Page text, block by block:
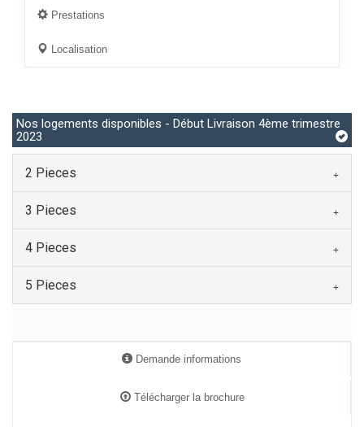
Prestations
Localisation
Nos logements disponibles - Début Livraison 4ème trimestre
2023
2 Pieces
3 Pieces
4 Pieces
5 Pieces
Demande informations
Télécharger la brochure